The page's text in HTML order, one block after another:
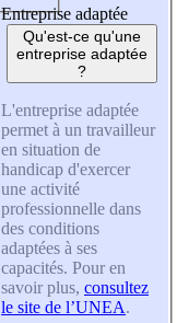
Entreprise adaptée
Qu'est-ce qu'une
entreprise adaptée
?
L'entreprise adaptée
permet à un travailleur
en situation de
handicap d'exercer
une activité
professionnelle dans
des conditions
adaptées à ses
capacités. Pour en
savoir plus, consultez
le site de l’UNEA.